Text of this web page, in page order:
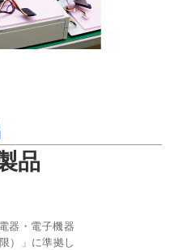
品
器・電子機器
）」に準拠し